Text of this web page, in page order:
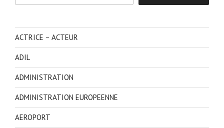
ACTRICE – ACTEUR
ADIL
ADMINISTRATION
ADMINISTRATION EUROPEENNE
AEROPORT